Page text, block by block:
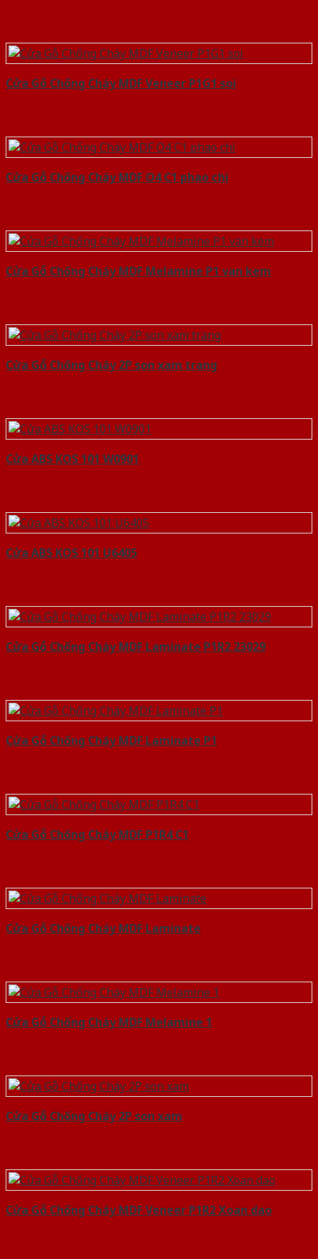
Cửa Gỗ Chống Cháy MDF Veneer P1G1 soi
Cửa Gỗ Chống Cháy MDF O4 C1 phao chi
Cửa Gỗ Chống Cháy MDF Melamine P1 van kem
Cửa Gỗ Chống Cháy 2P son xam trang
Cửa ABS KOS 101 W0901
Cửa ABS KOS 101 U6405
Cửa Gỗ Chống Cháy MDF Laminate P1R2 23029
Cửa Gỗ Chống Cháy MDF Laminate P1
Cửa Gỗ Chống Cháy MDF P1R4 C1
Cửa Gỗ Chống Cháy MDF Laminate
Cửa Gỗ Chống Cháy MDF Melamine 1
Cửa Gỗ Chống Cháy 2P son xam
Cửa Gỗ Chống Cháy MDF Veneer P1R2 Xoan dao